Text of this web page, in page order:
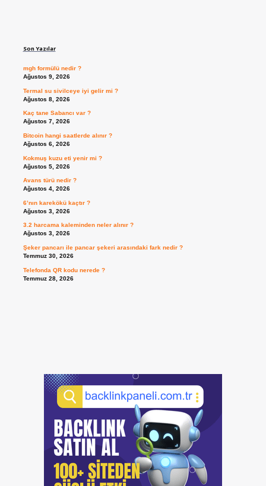
Son Yazılar
mgh formülü nedir ?
Ağustos 9, 2026
Termal su sivilceye iyi gelir mi ?
Ağustos 8, 2026
Kaç tane Sabancı var ?
Ağustos 7, 2026
Bitcoin hangi saatlerde alınır ?
Ağustos 6, 2026
Kokmuş kuzu eti yenir mi ?
Ağustos 5, 2026
Avans türü nedir ?
Ağustos 4, 2026
6’nın karekökü kaçtır ?
Ağustos 3, 2026
3.2 harcama kaleminden neler alınır ?
Ağustos 3, 2026
Şeker pancarı ile pancar şekeri arasındaki fark nedir ?
Temmuz 30, 2026
Telefonda QR kodu nerede ?
Temmuz 28, 2026